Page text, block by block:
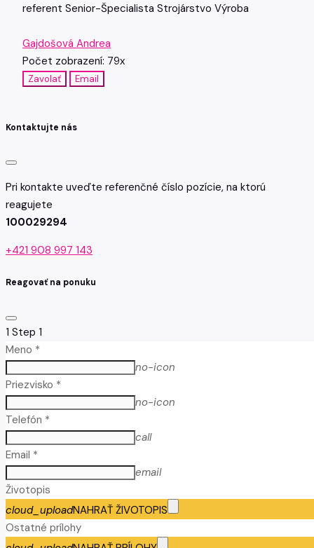
referent Senior-Špecialista Strojárstvo Výroba
Gajdošová Andrea
Počet zobrazení: 79x
Zavolať Email
Kontaktujte nás
Pri kontakte uveďte referenčné číslo pozície, na ktorú
reagujete
100029294
+421 908 997 143
Reagovať na ponuku
1 Step 1
Meno *
no-icon
Priezvisko *
no-icon
Telefón *
call
Email *
email
Životopis
cloud_uploadNAHRAŤ ŽIVOTOPIS
Ostatné prílohy